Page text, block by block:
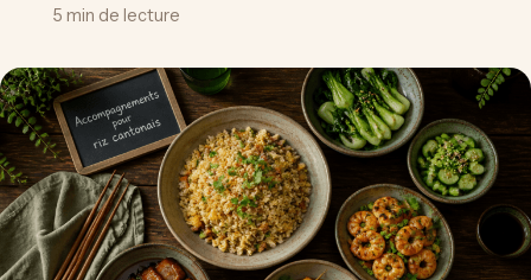
5 min de lecture